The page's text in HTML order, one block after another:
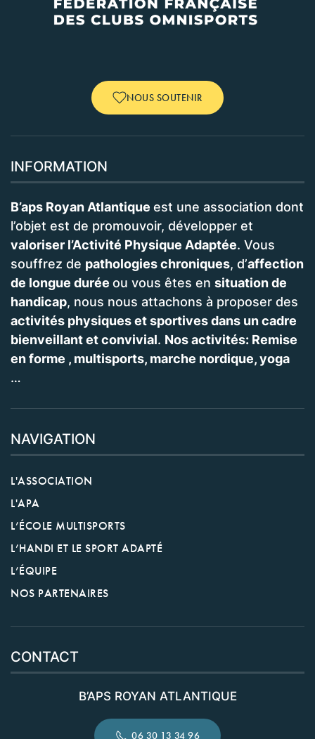
NOUS SOUTENIR
INFORMATION
B’aps Royan Atlantique est une association dont
l’objet est de promouvoir, développer et
valoriser l’Activité Physique Adaptée. Vous
souffrez de pathologies chroniques, d’affection
de longue durée ou vous êtes en situation de
handicap, nous nous attachons à proposer des
activités physiques et sportives dans un cadre
bienveillant et convivial. Nos activités: Remise
en forme , multisports, marche nordique, yoga
…
NAVIGATION
L'ASSOCIATION
L'APA
L’ÉCOLE MULTISPORTS
L’HANDI ET LE SPORT ADAPTÉ
L’ÉQUIPE
NOS PARTENAIRES
CONTACT
B’APS ROYAN ATLANTIQUE
06 30 13 34 96